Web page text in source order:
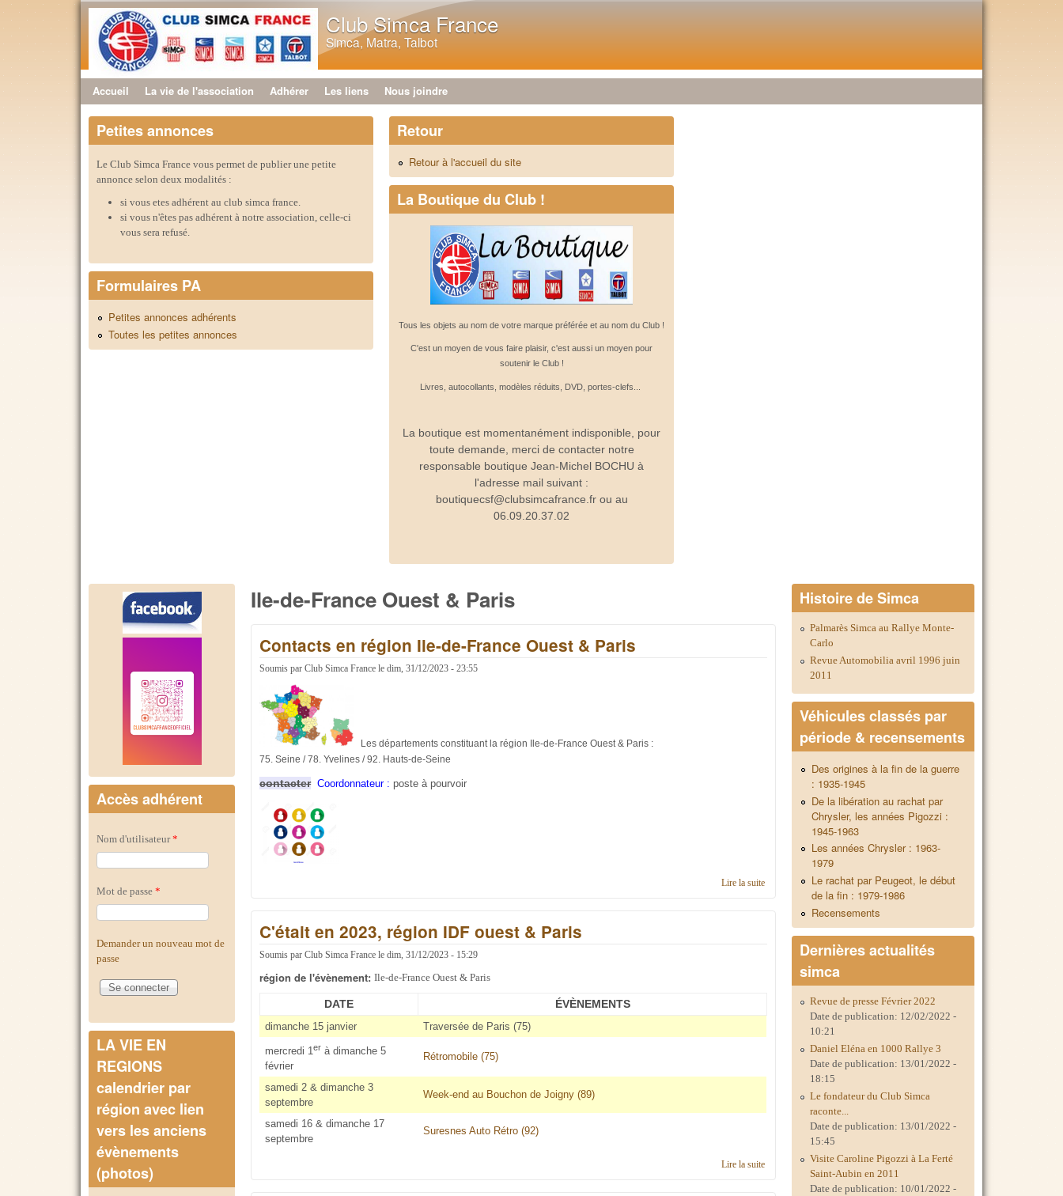
Club Simca France
Simca, Matra, Talbot
Menu principal
Accueil La vie de l'association Adhérer Les liens Nous joindre
Petites annonces
Le Club Simca France vous permet de publier une petite
annonce selon deux modalités :
si vous etes adhérent au club simca france.
si vous n'êtes pas adhérent à notre association, celle-ci
vous sera refusé.
Formulaires PA
Petites annonces adhérents
Toutes les petites annonces
Retour
Retour à l'accueil du site
La Boutique du Club !
Tous les objets au nom de votre marque préférée et au nom du Club !
C'est un moyen de vous faire plaisir, c'est aussi un moyen pour
soutenir le Club !
Livres, autocollants, modèles réduits, DVD, portes-clefs...
La boutique est momentanément indisponible, pour
toute demande, merci de contacter notre
responsable boutique Jean-Michel BOCHU à
l'adresse mail suivant :
boutiquecsf@clubsimcafrance.fr ou au
06.09.20.37.02
Ile-de-France Ouest & Paris
Contacts en région Ile-de-France Ouest & Paris
Soumis parClub Simca France ledim, 31/12/2023 - 23:55
Les départements constituant la région Ile-de-France Ouest & Paris :
75. Seine / 78. Yvelines / 92. Hauts-de-Seine
contacter Coordonnateur :poste à pourvoir
Lire la suite de Contacts en région Ile-de-France Ouest & Paris
C'était en 2023, région IDF ouest & Paris
Soumis parClub Simca France ledim, 31/12/2023 - 15:29
région de l'évènement:Ile-de-France Ouest & Paris
DATE ÉVÈNEMENTS
dimanche 15 janvier Traversée de Paris (75)
mercredi 1er à dimanche 5
février
Rétromobile (75)
samedi 2 & dimanche 3
septembre
Week-end au Bouchon de Joigny (89)
samedi 16 & dimanche 17
septembre
Suresnes Auto Rétro (92)
Lire la suite de C'était en 2023, région IDF ouest & Paris
Accès adhérent
Nom d'utilisateur*
Mot de passe *
Demander un nouveau mot de
passe
LA VIE EN
REGIONS
calendrier par
région avec lien
vers les anciens
évènements
(photos)
Histoire de Simca
Palmarès Simca au Rallye Monte-
Carlo
Revue Automobilia avril 1996 juin
2011
Véhicules classés par
période & recensements
Des origines à la fin de la guerre
: 1935-1945
De la libération au rachat par
Chrysler, les années Pigozzi :
1945-1963
Les années Chrysler : 1963-
1979
Le rachat par Peugeot, le début
de la fin : 1979-1986
Recensements
Dernières actualités
simca
Revue de presse Février 2022
Date de publication: 12/02/2022 -
10:21
Daniel Eléna en 1000 Rallye 3
Date de publication: 13/01/2022 -
18:15
Le fondateur du Club Simca
raconte...
Date de publication: 13/01/2022 -
15:45
Visite Caroline Pigozzi à La Ferté
Saint-Aubin en 2011
Date de publication: 10/01/2022 -